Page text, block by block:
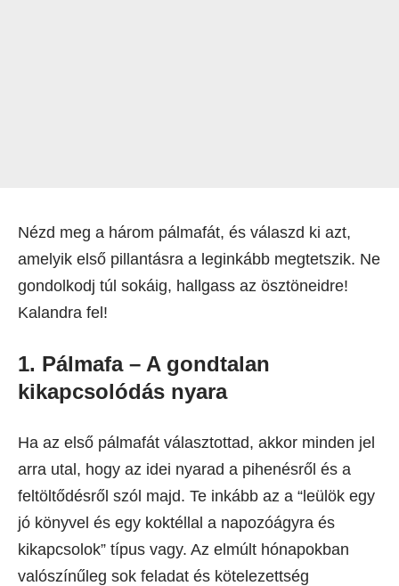
Nézd meg a három pálmafát, és válaszd ki azt,
amelyik első pillantásra a leginkább megtetszik. Ne
gondolkodj túl sokáig, hallgass az ösztöneidre!
Kalandra fel!
1. Pálmafa – A gondtalan
kikapcsolódás nyara
Ha az első pálmafát választottad, akkor minden jel
arra utal, hogy az idei nyarad a pihenésről és a
feltöltődésről szól majd. Te inkább az a “leülök egy
jó könyvel és egy koktéllal a napozóágyra és
kikapcsolok” típus vagy. Az elmúlt hónapokban
valószínűleg sok feladat és kötelezettség